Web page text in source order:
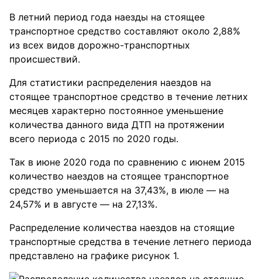
В летний период года наезды на стоящее
транспортное средство составляют около 2,88%
из всех видов дорожно-транспортных
происшествий.
Для статистики распределения наездов на
стоящее транспортное средство в течение летних
месяцев характерно постоянное уменьшение
количества данного вида ДТП на протяжении
всего периода с 2015 по 2020 годы.
Так в июне 2020 года по сравнению с июнем 2015
количество наездов на стоящее транспортное
средство уменьшается на 37,43%, в июле — на
24,57% и в августе — на 27,13%.
Распределение количества наездов на стоящие
транспортные средства в течение летнего периода
представлено на графике рисунок 1.